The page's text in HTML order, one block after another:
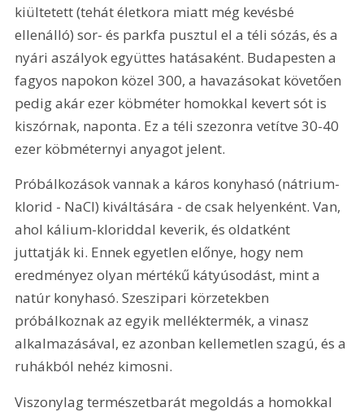
kiültetett (tehát életkora miatt még kevésbé
ellenálló) sor- és parkfa pusztul el a téli sózás, és a
nyári aszályok együttes hatásaként. Budapesten a
fagyos napokon közel 300, a havazásokat követően
pedig akár ezer köbméter homokkal kevert sót is
kiszórnak, naponta. Ez a téli szezonra vetítve 30-40
ezer köbméternyi anyagot jelent.
Próbálkozások vannak a káros konyhasó (nátrium-
klorid - NaCl) kiváltására - de csak helyenként. Van,
ahol kálium-kloriddal keverik, és oldatként
juttatják ki. Ennek egyetlen előnye, hogy nem
eredményez olyan mértékű kátyúsodást, mint a
natúr konyhasó. Szeszipari körzetekben
próbálkoznak az egyik melléktermék, a vinasz
alkalmazásával, ez azonban kellemetlen szagú, és a
ruhákból nehéz kimosni.
Viszonylag természetbarát megoldás a homokkal